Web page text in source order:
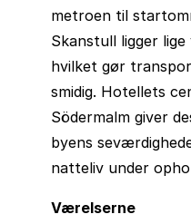
metroen til
Skanstull ligger
hvilket gør
smidig. Hotellets
Södermalm giver
byens
natteliv under
Værelserne